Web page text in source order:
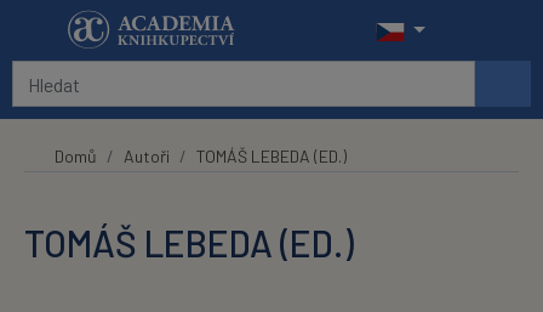
Přeskočit na hlavní obsah
Domů Autoři TOMÁŠ LEBEDA (ED.)
TOMÁŠ LEBEDA (ED.)